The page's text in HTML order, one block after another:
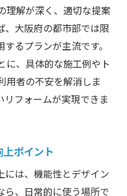
理解が深く、適切な提案
、大阪府の都市部では限
るプランが主流です。
に、具体的な施工例やト
用者の不安を解消しま
リフォームが実現できま
ポイント
には、機能性とデザイン
ら、日常的に使う場所で